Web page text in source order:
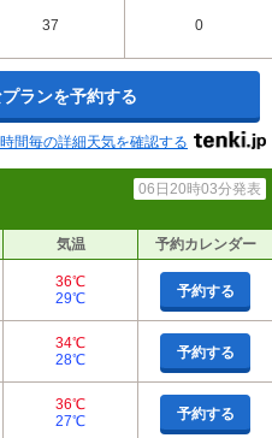
37 0
ランを予約する
間毎の詳細天気を確認する
06日20時03分発表
気温 予約カレンダー
36℃
29℃
予約する
34℃
28℃
予約する
36℃
27℃
予約する